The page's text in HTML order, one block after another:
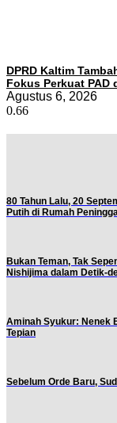
DPRD Kaltim
Fokus Perkuat PAD
Agustus 6, 2026
80 Tahun Lalu, 20
Putih di Rumah
Bukan Teman, Tak
Nishijima dalam Detik-
Aminah Syukur: Nenek
Tepian
Sebelum Orde Baru,